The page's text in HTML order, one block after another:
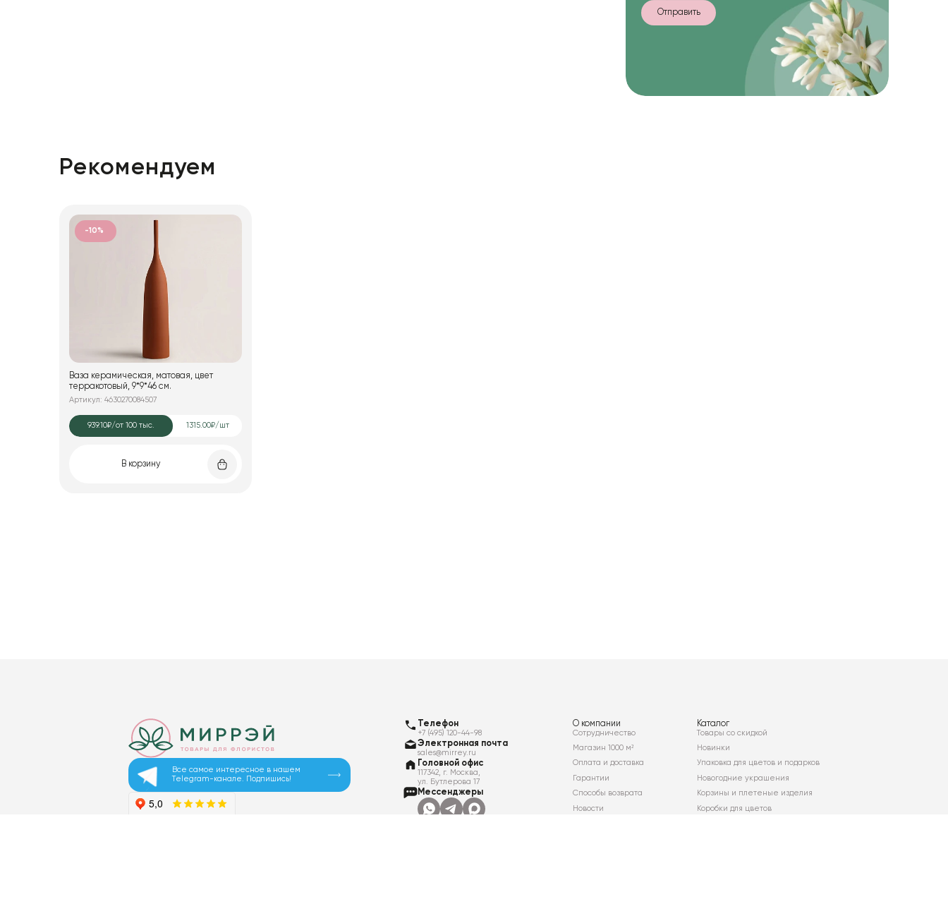
Отправить
Рекомендуем
-10%
Ваза керамическая, матовая, цвет
терракотовый, 9*9*46 см.
Артикул: 4630270084507
939.10₽/от 100 тыс. 1315.00₽/шт
В корзину
Все самое интересное в нашем
Telegram-канале. Подпишись!
Телефон
+7 (495) 120-44-98
Электронная почта
sales@mirrey.ru
Головной офис
117342, г. Москва,
ул. Бутлерова 17
Мессенджеры
О компании
Сотрудничество
Магазин 1000 м²
Оплата и доставка
Гарантии
Способы возврата
Новости
Каталог
Товары со скидкой
Новинки
Упаковка для цветов и подарков
Новогодние украшения
Корзины и плетеные изделия
Коробки для цветов